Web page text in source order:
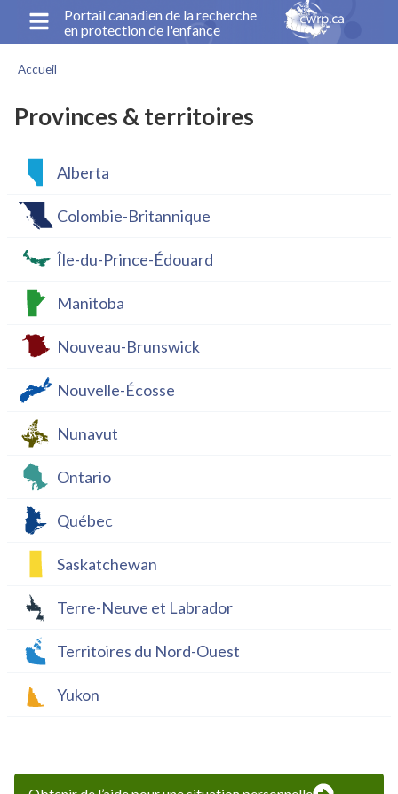
principal
Portail canadien de la recherche
en protection de l'enfance
d'Ariane
Accueil
Provinces & territoires
Alberta
Colombie-Britannique
Île-du-Prince-Édouard
Manitoba
Nouveau-Brunswick
Nouvelle-Écosse
Nunavut
Ontario
Québec
Saskatchewan
Terre-Neuve et Labrador
Territoires du Nord-Ouest
Yukon